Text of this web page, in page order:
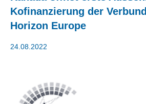
Kofinanzierung der
Horizon Europe
24.08.2022